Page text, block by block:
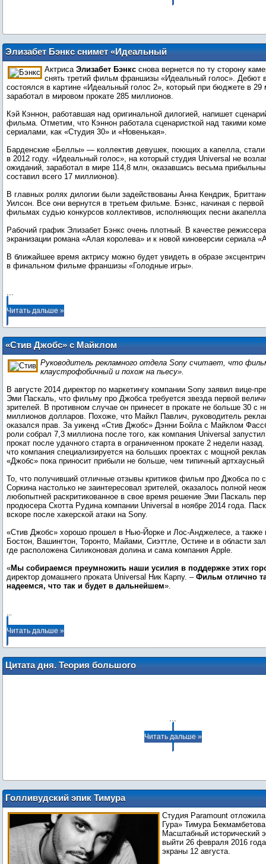
Элизабет Бэнкс снимет «Идеальный
голос 3»
Актриса Элизабет Бэнкс снова вернется по ту сторону
снять третий фильм франшизы «Идеальный голос». Дебют
состоялся в картине «Идеальный голос 2», который при бюджете в
заработал в мировом прокате 285 миллионов.
Кэй Кэннон, работавшая над оригинальной дилогией, напишет
фильма. Отметим, что Кэннон работала сценаристкой над такими
сериалами, как «Студия 30» и «Новенькая».
Барденские «Беллы» — коллектив девушек, поющих а капелла, стали
в 2012 году. «Идеальный голос», на который студия Universal не
ожиданий, заработал в мире 114,8 млн, оказавшись весьма
составил всего 17 миллионов).
В главных ролях дилогии были задействованы Анна Кендрик,
Уилсон. Все они вернутся в третьем фильме. Бэнкс, начиная с первой
фильмах судью конкурсов коллективов, исполняющих песни
Рабочий график Элизабет Бэнкс очень плотный. В качестве
экранизации романа «Алая королева» и к новой киноверсии сериала
В ближайшее время актрису можно будет увидеть в образе
в финальном фильме франшизы «Голодные игры».
...
Читать дальше »
«Стив Джобс» с Майклом
Фассбендером провалился в прокате
Руководитель рекламного отдела Sony считает, что
клаустрофобичный и похож на пьесу».
В августе 2014 директор по маркетингу компании Sony заявил вице-
Эми Паскаль, что фильму про Джобса требуется звезда первой
зрителей. В противном случае он принесет в прокате не больше 30 с
миллионов долларов. Похоже, что Майкл Павлич, руководитель
оказался прав. За уикенд «Стив Джобс» Дэнни Бойла с Майклом
роли собрал 7,3 миллиона после того, как компания Universal
прокат после удачного старта в ограниченном прокате 2 недели
что компания специализируется на больших проектах с мощной
«Джобс» пока приносит прибыли не больше, чем типичный артхаусный
То, что получивший отличные отзывы критиков фильм про Джобса по
Соркина настолько не заинтересовал зрителей, оказалось полной
любопытней раскритикованное в свое время решение Эми Паскаль
продюсера Скотта Рудина компании Universal в ноябре 2014 года.
вскоре после хакерской атаки на Sony.
«Стив Джобс» хорошо прошел в Нью-Йорке и Лос-Анджелесе, а также
Бостон, Вашингтон, Торонто, Майами, Сиэттле, Остине и в области
где расположена Силиконовая долина и сама компания Apple.
«Мы собираемся преумножить наши усилия в поддержке этих
директор домашнего проката Universal Ник Карпу. – Фильм отлично
надеемся, что так и будет в дальнейшем».
Читать дальше »
Цитата дня. Теория большого
сериального взрыва. День 4
...
Читать дальше »
Голливудский эпик Тимура
Бекмамбетова «Бен-Гур» выйдет в
прокат в августе 2016 года
Студия Paramount
Гура» Тимура
Масштабный исторический
выйти 26 февраля 2016
экраны 12 августа.